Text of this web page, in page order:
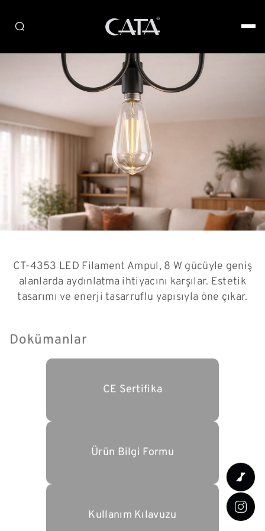
CT-4353 LED Filament Ampul, 8 W gücüyle geniş
alanlarda aydınlatma ihtiyacını karşılar. Estetik
tasarımı ve enerji tasarruflu yapısıyla öne çıkar.
Dokümanlar
CE Sertifika
Ürün Bilgi Formu
Kullanım Kılavuzu